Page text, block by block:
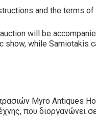
and the terms
will be
show, while Samiotakis
Myro Antiques
που διοργανώνει